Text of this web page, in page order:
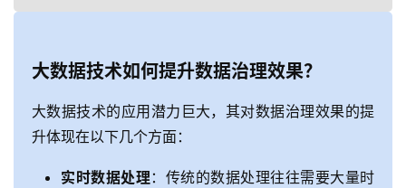
大数据技术如何提升数据治理效果？
大数据技术的应用潜力巨大，其对数据治理效果的提
升体现在以下几个方面：
实时数据处理 ：传统的数据处理往往需要大量时